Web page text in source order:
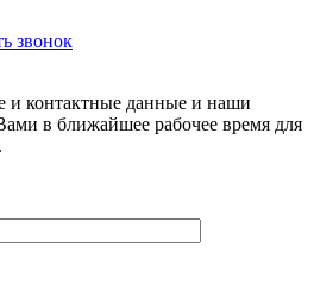
звонок
и контактные данные и наши
в ближайшее рабочее время для